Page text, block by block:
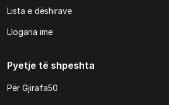
Lista e dëshirave
Llogaria ime
Pyetje të shpeshta
Për Gjirafa50